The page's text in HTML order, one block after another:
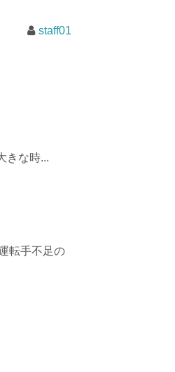
staff01
きな時...
転手不足の